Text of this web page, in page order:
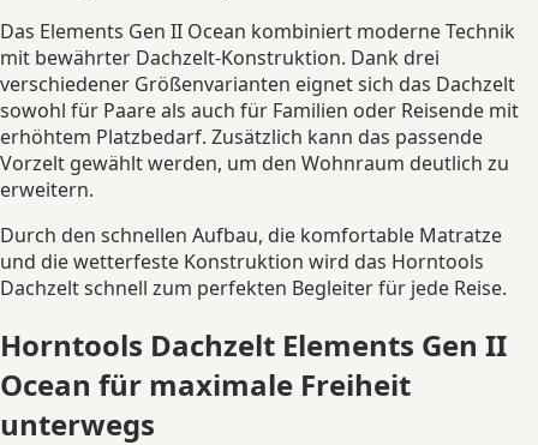
Das Elements Gen II Ocean kombiniert moderne Technik
mit bewährter Dachzelt-Konstruktion. Dank drei
verschiedener Größenvarianten eignet sich das Dachzelt
sowohl für Paare als auch für Familien oder Reisende mit
erhöhtem Platzbedarf. Zusätzlich kann das passende
Vorzelt gewählt werden, um den Wohnraum deutlich zu
erweitern.
Durch den schnellen Aufbau, die komfortable Matratze
und die wetterfeste Konstruktion wird das Horntools
Dachzelt schnell zum perfekten Begleiter für jede Reise.
Horntools Dachzelt Elements Gen II
Ocean für maximale Freiheit
unterwegs